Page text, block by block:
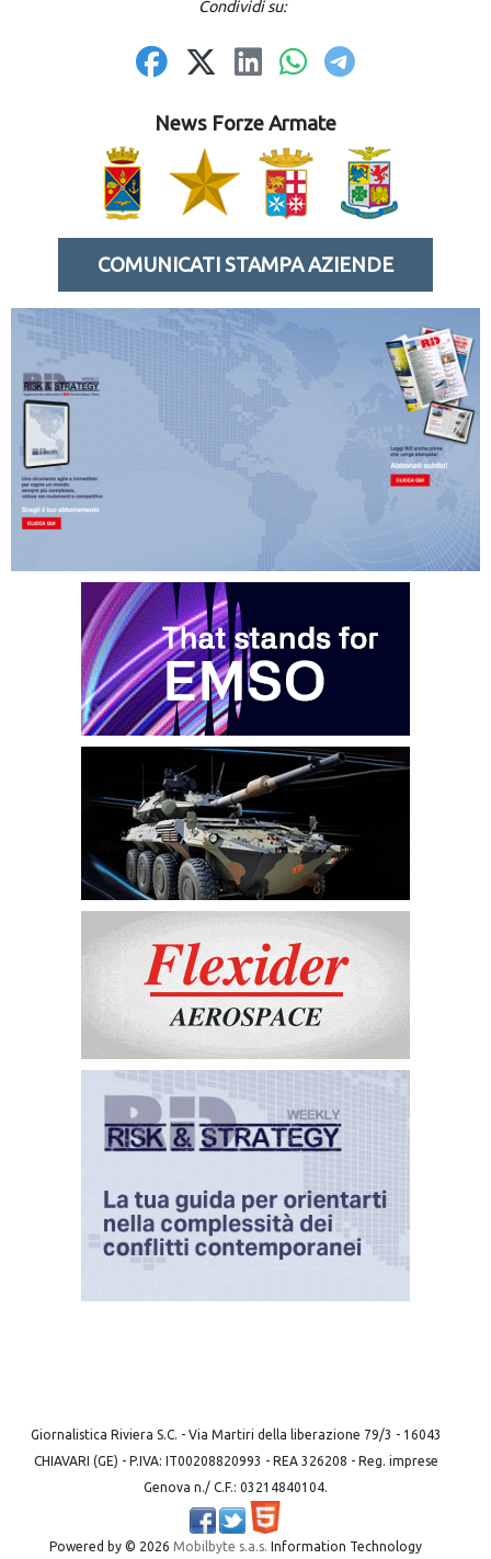
Condividi su:
News Forze Armate
COMUNICATI STAMPA AZIENDE
Giornalistica Riviera S.C. - Via Martiri della liberazione 79/3 - 16043
CHIAVARI (GE) - P.IVA: IT00208820993 - REA 326208 - Reg. imprese
Genova n./ C.F.: 03214840104.
Powered by © 2026 Mobilbyte s.a.s. Information Technology